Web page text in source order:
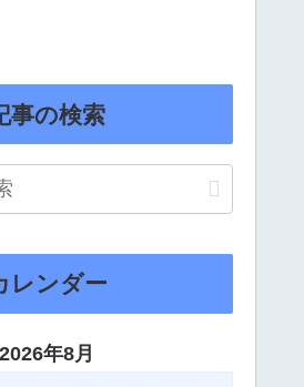
事の検索
レンダー
2026年8月